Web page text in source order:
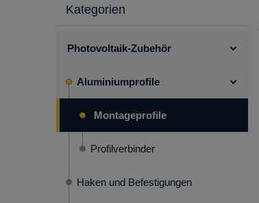
Kategorien
Photovoltaik-Zubehör
Aluminiumprofile
Montageprofile
Profilverbinder
Haken und Befestigungen